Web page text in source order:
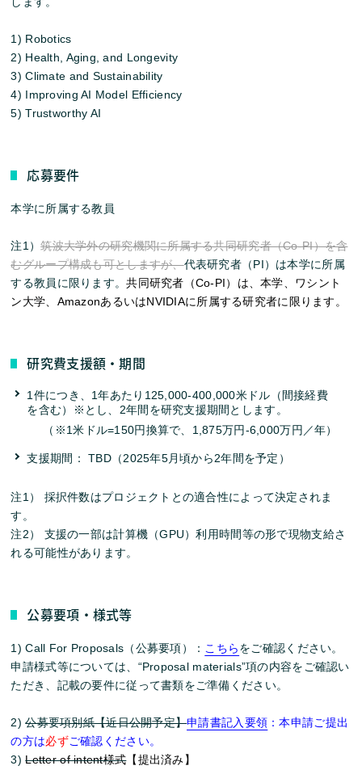
1) Robotics
2) Health, Aging, and Longevity
3) Climate and Sustainability
4) Improving AI Model Efficiency
5) Trustworthy AI
応募要件
本学に所属する教員
注1）筑波大学外の研究機関に所属する共同研究者（Co-PI）を含
むグループ構成も可としますが、代表研究者（PI）は本学に所属
する教員に限ります。共同研究者（Co-PI）は、本学、ワシント
ン大学、AmazonあるいはNVIDIAに所属する研究者に限ります。
研究費支援額・期間
1件につき、1年あたり125,000-400,000米ドル（間接経費
を含む）※とし、2年間を研究支援期間とします。
（※1米ドル=150円換算で、1,875万円-6,000万円／年）
支援期間： TBD（2025年5月頃から2年間を予定）
注1） 採択件数はプロジェクトとの適合性によって決定されま
す。
注2） 支援の一部は計算機（GPU）利用時間等の形で現物支給さ
れる可能性があります。
公募要項・様式等
1) Call For Proposals（公募要項）： こちらをご確認ください。
申請様式等については、“Proposal materials”項の内容をご確認い
ただき、記載の要件に従って書類をご準備ください。
2)公募要項別紙【近日公開予定】申請書記入要領 ：本申請ご提出
の方は必ずご確認ください。
3)Letter of intent様式【提出済み】